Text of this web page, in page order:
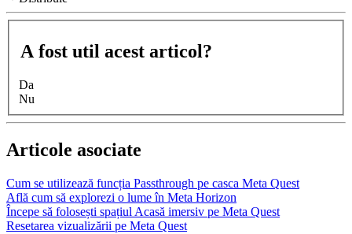
A fost util acest articol?
Da
Nu
Articole asociate
Cum se utilizează funcția Passthrough pe casca Meta Quest
Află cum să explorezi o lume în Meta Horizon
Începe să folosești spațiul Acasă imersiv pe Meta Quest
Resetarea vizualizării pe Meta Quest